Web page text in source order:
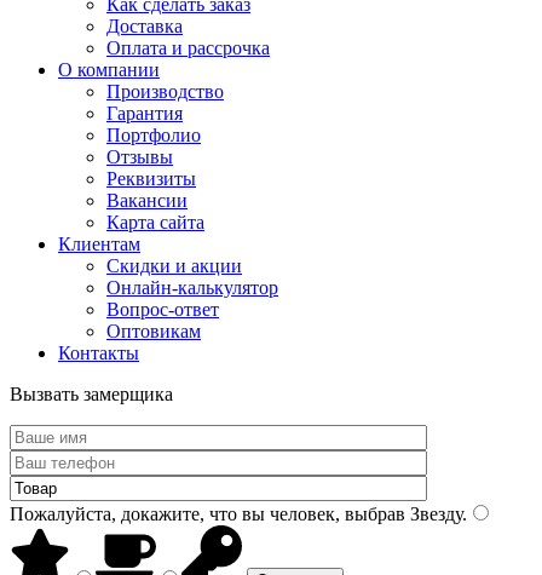
Как сделать заказ
Доставка
Оплата и рассрочка
О компании
Производство
Гарантия
Портфолио
Отзывы
Реквизиты
Вакансии
Карта сайта
Клиентам
Скидки и акции
Онлайн-калькулятор
Вопрос-ответ
Оптовикам
Контакты
Вызвать замерщика
Пожалуйста, докажите, что вы человек, выбрав Звезду.